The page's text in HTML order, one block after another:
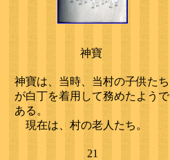
神寶
神寶は、当時、当村の子供たち
が白丁を着用して務めたようで
ある。
現在は、村の老人たち。
21